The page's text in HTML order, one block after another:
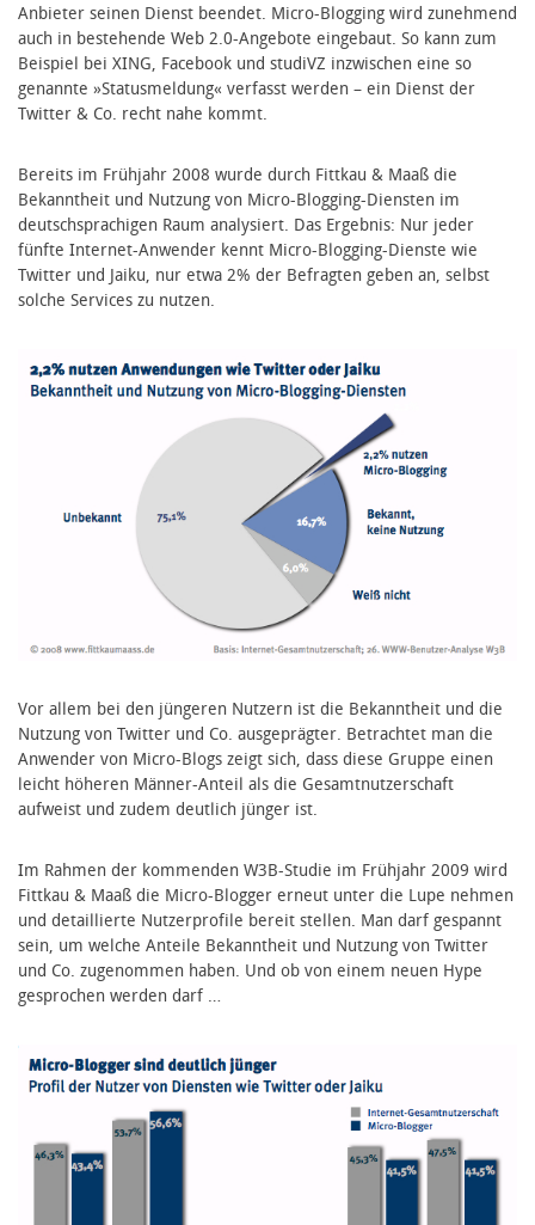
Anbieter seinen Dienst beendet. Micro-Blogging wird zunehmend
auch in bestehende Web 2.0-Angebote eingebaut. So kann zum
Beispiel bei XING, Facebook und studiVZ inzwischen eine so
genannte »Statusmeldung« verfasst werden – ein Dienst der
Twitter & Co. recht nahe kommt.
Bereits im Frühjahr 2008 wurde durch Fittkau & Maaß die
Bekanntheit und Nutzung von Micro-Blogging-Diensten im
deutschsprachigen Raum analysiert. Das Ergebnis: Nur jeder
fünfte Internet-Anwender kennt Micro-Blogging-Dienste wie
Twitter und Jaiku, nur etwa 2% der Befragten geben an, selbst
solche Services zu nutzen.
Vor allem bei den jüngeren Nutzern ist die Bekanntheit und die
Nutzung von Twitter und Co. ausgeprägter. Betrachtet man die
Anwender von Micro-Blogs zeigt sich, dass diese Gruppe einen
leicht höheren Männer-Anteil als die Gesamtnutzerschaft
aufweist und zudem deutlich jünger ist.
Im Rahmen der kommenden W3B-Studie im Frühjahr 2009 wird
Fittkau & Maaß die Micro-Blogger erneut unter die Lupe nehmen
und detaillierte Nutzerprofile bereit stellen. Man darf gespannt
sein, um welche Anteile Bekanntheit und Nutzung von Twitter
und Co. zugenommen haben. Und ob von einem neuen Hype
gesprochen werden darf …